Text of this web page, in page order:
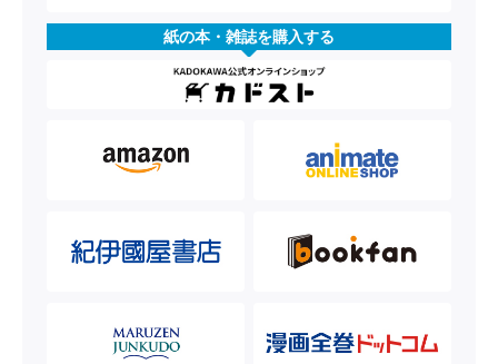
紙の本・雑誌を購入する